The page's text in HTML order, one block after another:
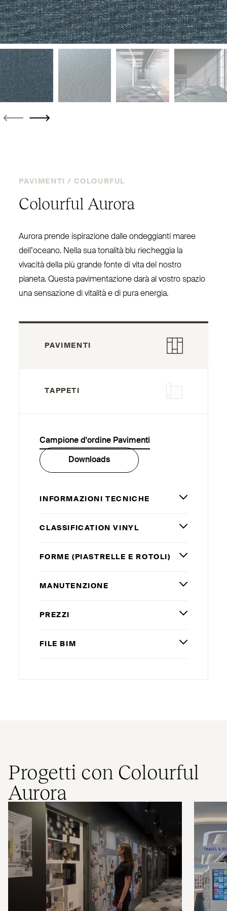
PAVIMENTI / COLOURFUL
Colourful Aurora
Aurora prende ispi­razione dalle ondeggianti maree
del­l’oceano. Nella sua tonalità blu rie­cheggia la
vivacità della più grande fonte di vita del nostro
pianeta. Questa pavi­men­tazione darà al vostro spazio
una sen­sazione di vitalità e di pura energia.
PAVIMENTI
TAPPETI
Campione d'ordine Pavimenti
Downloads
INFORMAZIONI TECNICHE
CLASSIFICATION VINYL
FORME (PIASTRELLE E ROTOLI)
MANUTENZIONE
PREZZI
FILE BIM
Progetti con Colourful
Aurora